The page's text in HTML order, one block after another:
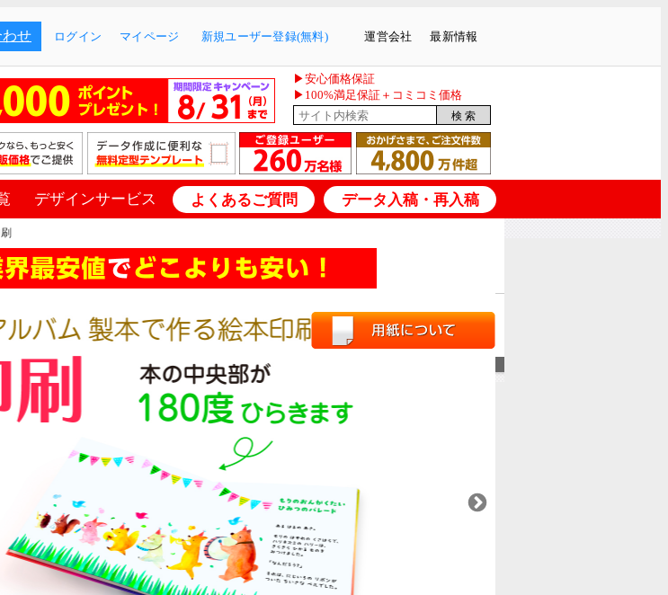
わせ ログイン マイページ 新規ユーザー登録(無料) 運営会社 最新情報
▶安心価格保証
▶100%満足保証＋コミコミ価格
デザインサービス よくあるご質問 データ入稿・再入稿